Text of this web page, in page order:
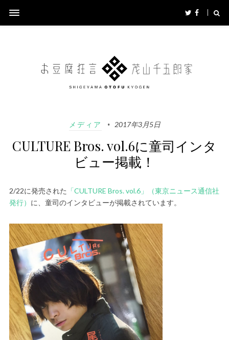
メディア 2017年3月5日
CULTURE Bros. vol.6に童司インタ
ビュー掲載！
2/22に発売された 「CULTURE Bros. vol.6」（東京ニュース通信社
発行） に、童司のインタビューが掲載されています。